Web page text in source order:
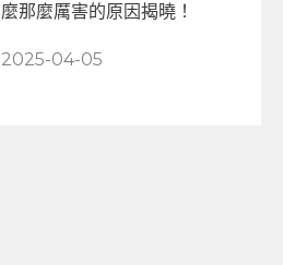
麼那麼厲害的原因揭曉！
2025-04-05